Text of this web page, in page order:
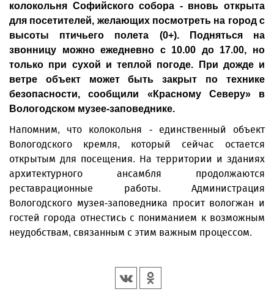
колокольня Софийского собора - вновь открыта
для посетителей, желающих посмотреть на город с
высоты птичьего полета (0+). Подняться на
звонницу можно ежедневно с 10.00 до 17.00, но
только при сухой и теплой погоде. При дожде и
ветре объект может быть закрыт по технике
безопасности, сообщили «Красному Северу» в
Вологодском музее-заповеднике.
Напомним, что колокольня - единственный объект
Вологодского кремля, который сейчас остается
открытым для посещения. На территории и зданиях
архитектурного ансамбля продолжаются
реставрационные работы. Администрация
Вологодского музея-заповедника просит вологжан и
гостей города отнестись с пониманием к возможным
неудобствам, связанным с этим важным процессом.